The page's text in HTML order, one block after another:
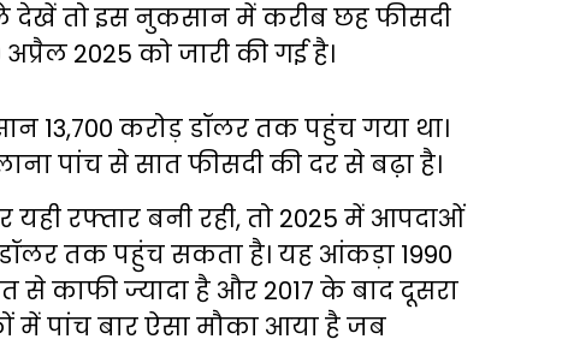
देखें तो इस नुकसान में करीब छह फीसदी
2025 को जारी की गई है।
करोड़ डॉलर तक पहुंच गया था।
पांच से सात फीसदी की दर से बढ़ा है।
रफ्तार बनी रही, तो 2025 में आपदाओं
तक पहुंच सकता है। यह आंकड़ा 1990
ज्यादा है और 2017 के बाद दूसरा
में पांच बार ऐसा मौका आया है जब